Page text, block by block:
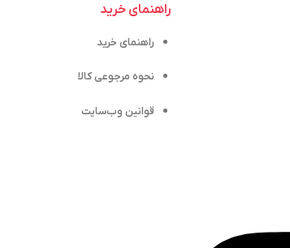
راهنمای خرید
راهنمای خرید
نحوه مرجوعی کالا
قوانین وب‌سایت